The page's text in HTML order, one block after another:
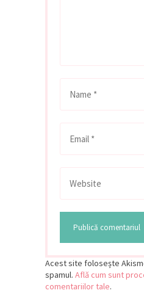
Acest site folosește
spamul. Află cum sunt
comentariilor tale.